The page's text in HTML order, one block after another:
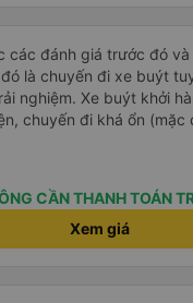
các đánh giá trước đó và
là chuyến đi xe buýt
nghiệm. Xe buýt khởi
chuyến đi khá ổn (mặc
của Việt Nam ^^),
CẦN THANH TOÁN
Xem giá